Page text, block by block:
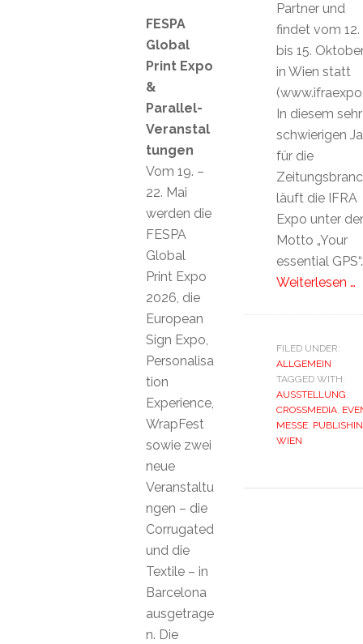
Partner und
findet vom 12.
bis 15.
in Wien statt
In diesem sehr
schwierigen
für die
läuft die IFRA
Expo unter
Motto „Your
essential
Weiterlesen …
FILED UNDER:
ALLGEMEIN
TAGGED WITH:
AUSSTELLUNG,
CROSSMEDIA,
MESSE,
WIEN
FESPA
Global
Print Expo
&
Parallel-
Veranstal
tungen
Vom 19. –
22. Mai
werden die
FESPA
Global
Print Expo
2026, die
European
Sign Expo,
Personalisa
tion
Experience,
WrapFest
sowie zwei
neue
Veranstaltu
ngen – die
Corrugated
und die
Textile – in
Barcelona
ausgetrage
n. Die